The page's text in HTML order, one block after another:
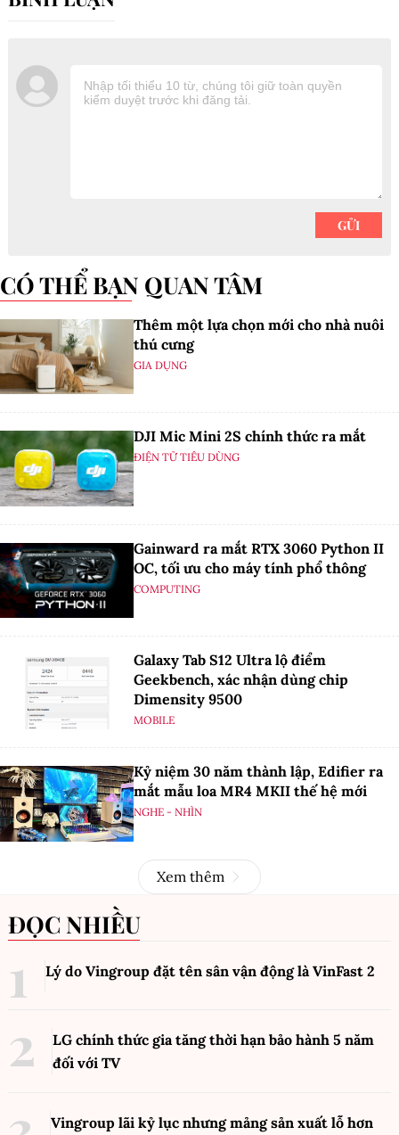
CÓ THỂ BẠN QUAN TÂM
Thêm một lựa chọn mới cho nhà nuôi
thú cưng
GIA DỤNG
DJI Mic Mini 2S chính thức ra mắt
ĐIỆN TỬ TIÊU DÙNG
Gainward ra mắt RTX 3060 Python II
OC, tối ưu cho máy tính phổ thông
COMPUTING
Galaxy Tab S12 Ultra lộ điểm
Geekbench, xác nhận dùng chip
Dimensity 9500
MOBILE
Kỷ niệm 30 năm thành lập, Edifier ra
mắt mẫu loa MR4 MKII thế hệ mới
NGHE - NHÌN
Xem thêm
ĐỌC NHIỀU
Lý do Vingroup đặt tên sân vận động là VinFast 2
LG chính thức gia tăng thời hạn bảo hành 5 năm
đối với TV
Vingroup lãi kỷ lục nhưng mảng sản xuất lỗ hơn